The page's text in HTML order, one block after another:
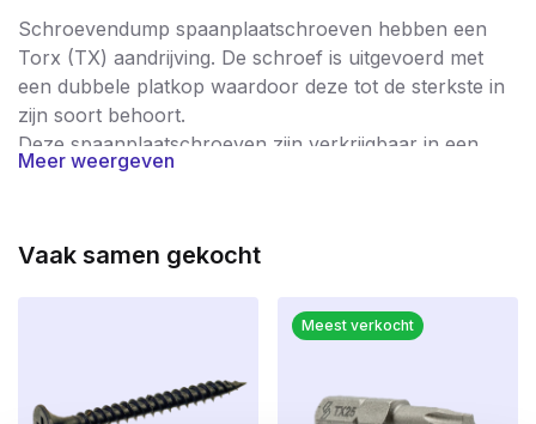
Schroevendump spaanplaatschroeven hebben een
Torx (TX) aandrijving. De schroef is uitgevoerd met
een dubbele platkop waardoor deze tot de sterkste in
zijn soort behoort.
Deze spaanplaatschroeven zijn verkrijgbaar in een
verzinkte uitvoering.
gebruikt en staan garant voor een probleemloze
gecontroleerd waardoor u gegarandeerd enkel met
hoogwaardige kwaliteitsschroeven werkt; braamvrij en
keurmerk waarmee de producent aangeeft dat het
Meer weergeven
Vaak samen gekocht
Meest verkocht